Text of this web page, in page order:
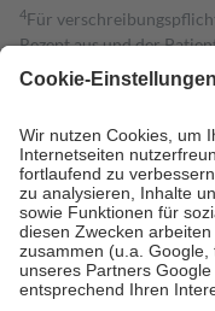
4Für
Rezept aus und der
gesetzliche
Kosten dafür, der
Grundsätzlich leisten
Prozent des
höchstens zehn Euro.Es
Kosten der Leistung zu
Diese Regeln gelten
Bei Heilmitteln und
Zuzahlung zehn Prozent